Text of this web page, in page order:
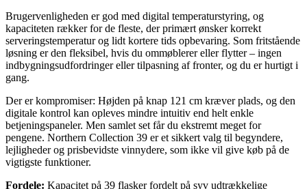
Brugervenligheden er god med digital temperaturstyring, og
kapaciteten rækker for de fleste, der primært ønsker korrekt
serveringstemperatur og lidt kortere tids opbevaring. Som fritstående
løsning er den fleksibel, hvis du ommøblerer eller flytter – ingen
indbygningsudfordringer eller tilpasning af fronter, og du er hurtigt i
gang.
Der er kompromiser: Højden på knap 121 cm kræver plads, og den
digitale kontrol kan opleves mindre intuitiv end helt enkle
betjeningspaneler. Men samlet set får du ekstremt meget for
pengene. Northern Collection 39 er et sikkert valg til begyndere,
lejligheder og prisbevidste vinnydere, som ikke vil give køb på de
vigtigste funktioner.
Fordele: Kapacitet på 39 flasker fordelt på syv udtrækkelige